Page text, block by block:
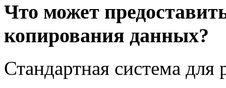
Что может
копирования данных?
Стандартная система для